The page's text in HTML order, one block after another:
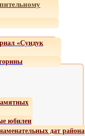
«Сундук
юбилеи
дат района